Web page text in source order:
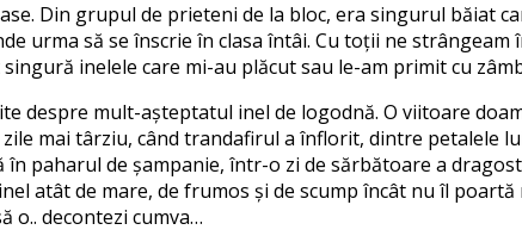
Din grupul de prieteni de la bloc, era singurul băiat
urma să se înscrie în clasa întâi. Cu toții ne
inelele care mi-au plăcut sau le-am primit cu
despre mult-așteptatul inel de logodnă. O viitoare
mai târziu, când trandafirul a înflorit, dintre petalele
paharul de șampanie, într-o zi de sărbătoare a
atât de mare, de frumos și de scump încât nu îl
o.. decontezi cumva…